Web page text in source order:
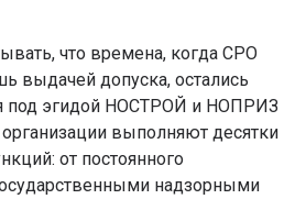
что времена, когда СРО
выдачей допуска, остались
под эгидой НОСТРОЙ и НОПРИЗ
выполняют десятки
от постоянного
надзорными